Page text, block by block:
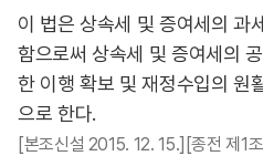
이 법은 상속세 및 증여세의 과
함으로써 상속세 및 증여세의
한 이행 확보 및 재정수입의 원
으로 한다.
[본조신설 2015. 12. 15.][종전 제1